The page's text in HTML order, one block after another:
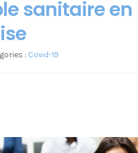
sanitaire en
: Covid-19